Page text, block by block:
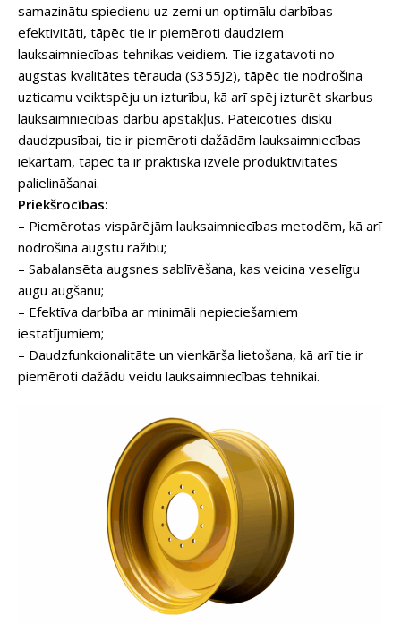
samazinātu spiedienu uz zemi un optimālu darbības
efektivitāti, tāpēc tie ir piemēroti daudziem
lauksaimniecības tehnikas veidiem. Tie izgatavoti no
augstas kvalitātes tērauda (S355J2), tāpēc tie nodrošina
uzticamu veiktspēju un izturību, kā arī spēj izturēt skarbus
lauksaimniecības darbu apstākļus. Pateicoties disku
daudzpusībai, tie ir piemēroti dažādām lauksaimniecības
iekārtām, tāpēc tā ir praktiska izvēle produktivitātes
palielināšanai.
Priekšrocības:
– Piemērotas vispārējām lauksaimniecības metodēm, kā arī
nodrošina augstu ražību;
– Sabalansēta augsnes sablīvēšana, kas veicina veselīgu
augu augšanu;
– Efektīva darbība ar minimāli nepieciešamiem
iestatījumiem;
– Daudzfunkcionalitāte un vienkārša lietošana, kā arī tie ir
piemēroti dažādu veidu lauksaimniecības tehnikai.